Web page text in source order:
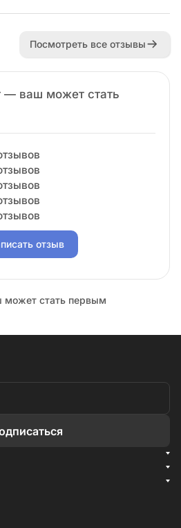
Посмотреть все отзывы
— ваш может стать
отзыв
может стать первым